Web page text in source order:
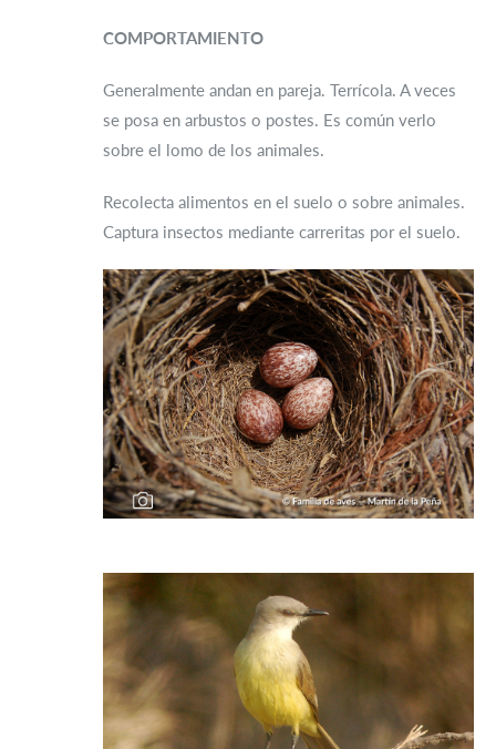
COMPORTAMIENTO
Generalmente andan en pareja. Terrícola. A veces
se posa en arbustos o postes. Es común verlo
sobre el lomo de los animales.
Recolecta alimentos en el suelo o sobre animales.
Captura insectos mediante carreritas por el suelo.